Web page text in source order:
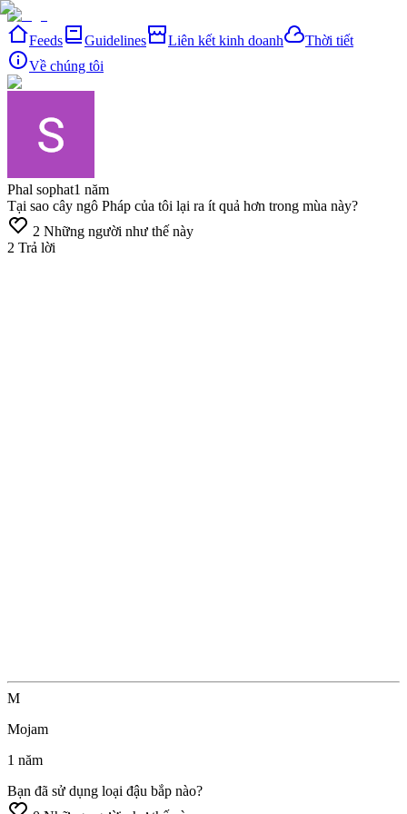
Feeds Guidelines Liên kết kinh doanh
Thời tiết
Về chúng tôi
Phal sophat1 năm
Tại sao cây ngô Pháp của tôi lại ra ít quả hơn trong mùa này?
2 Những người như thế này
2 Trả lời
M
Mojam
1 năm
Bạn đã sử dụng loại đậu bắp nào?